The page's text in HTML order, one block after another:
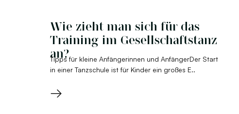
Wie zieht man sich für das
Training im Gesellschaftstanz
an?
Tipps für kleine Anfängerinnen und AnfängerDer Start
in einer Tanzschule ist für Kinder ein großes E..
→